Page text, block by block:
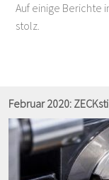
Auf einige Berichte
stolz.
Februar 2020: